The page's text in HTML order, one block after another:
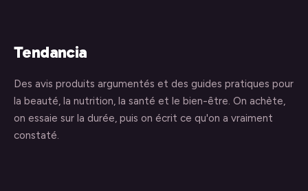
Tendancia
Des avis produits argumentés et des guides pratiques pour
la beauté, la nutrition, la santé et le bien-être. On achète,
on essaie sur la durée, puis on écrit ce qu'on a vraiment
constaté.